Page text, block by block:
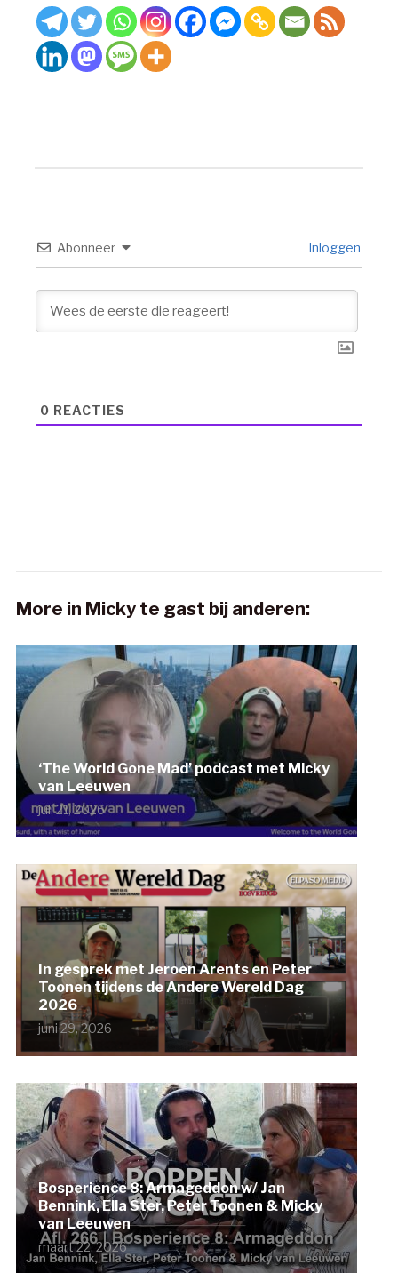
Abonneer Inloggen
0 REACTIES
More in Micky te gast bij anderen:
‘The World Gone Mad’ podcast met Micky
van Leeuwen
juli 21, 2026
In gesprek met Jeroen Arents en Peter
Toonen tijdens de Andere Wereld Dag
2026
juni 29, 2026
Bosperience 8: Armageddon w/ Jan
Bennink, Ella Ster, Peter Toonen & Micky
van Leeuwen
maart 22, 2026